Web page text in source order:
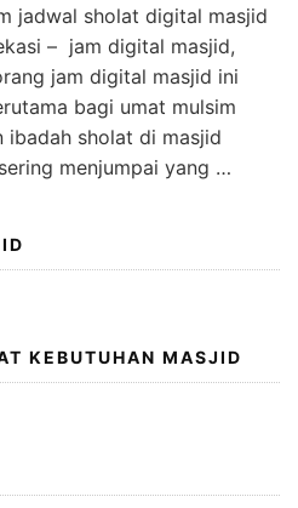
jadwal sholat digital masjid
– jam digital masjid,
jam digital masjid ini
bagi umat mulsim
ibadah sholat di masjid
menjumpai yang …
KEBUTUHAN MASJID